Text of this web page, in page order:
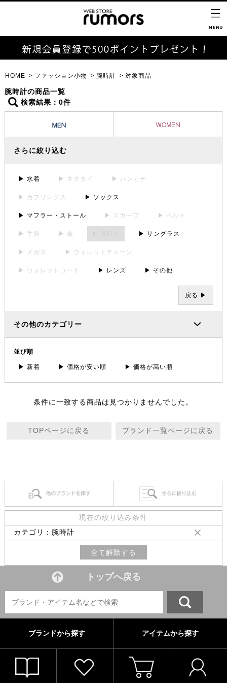
HOME ファッション小物 腕時計 対象商品
腕時計の商品一覧
検索結果：0件
さらに絞り込む
▶ 水着 ▶ ネクタイ ▶ ハンカチ
▶ カフリンクス ▶ ソックス
▶ マフラー・ストール ▶ スカーフ ▶ ベルト
▶ 手袋 ▶ 傘 ▶ サングラス
▶ メガネ ▶ ウォレットチェーン
▶ ウォレットコード ▶ レンズ ▶ その他
戻る ▶
その他のカテゴリー
並び順
▶ 新着 ▶ 価格が安い順 ▶ 価格が高い順
条件に一致する商品は見つかりませんでした。
TOPページに戻る ブランド一覧ページに戻る
現在の絞り込み条件
カテゴリ：腕時計
全て解除する
トップへ戻る
ブランドから探す アイテムから探す